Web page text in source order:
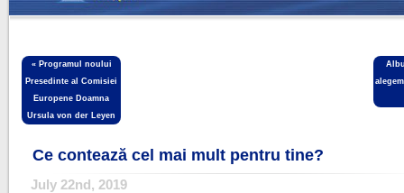
« Programul noului
Presedinte al Comisiei
Europene Doamna
Ursula von der Leyen
Ce contează cel mai mult pentru tine?
July 22nd, 2019